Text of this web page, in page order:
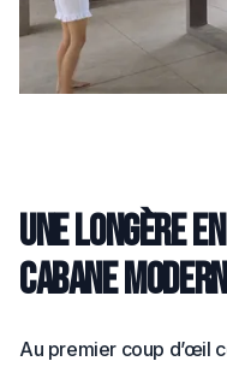
Une longère
cabane
Au premier coup d’œil